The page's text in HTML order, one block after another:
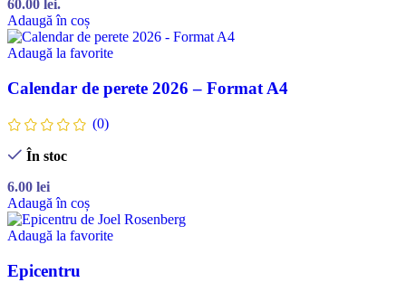
60.00 lei.
Adaugă în coș
Adaugă la favorite
Calendar de perete 2026 – Format A4
(0)
În stoc
6.00 lei
Adaugă în coș
Adaugă la favorite
Epicentru